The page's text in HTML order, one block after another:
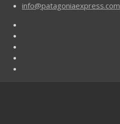
info@patagoniaexpress.com